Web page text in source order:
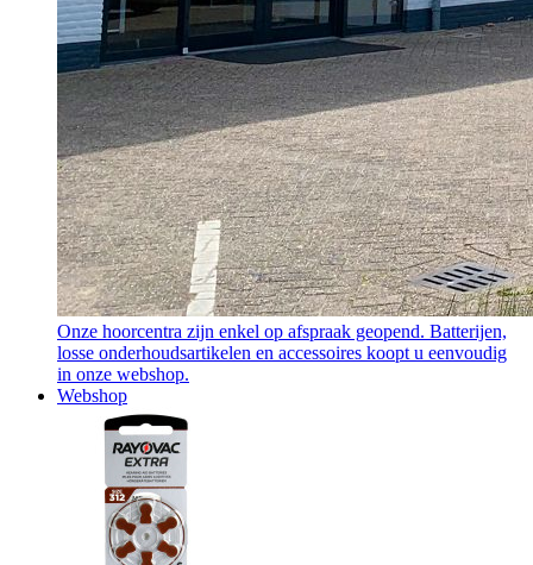
Onze hoorcentra zijn enkel op afspraak geopend. Batterijen,
losse onderhoudsartikelen en accessoires koopt u eenvoudig
in onze webshop.
Webshop